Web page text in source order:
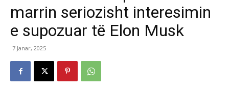
marrin seriozisht interesimin
e supozuar të Elon Musk
7 Janar, 2025